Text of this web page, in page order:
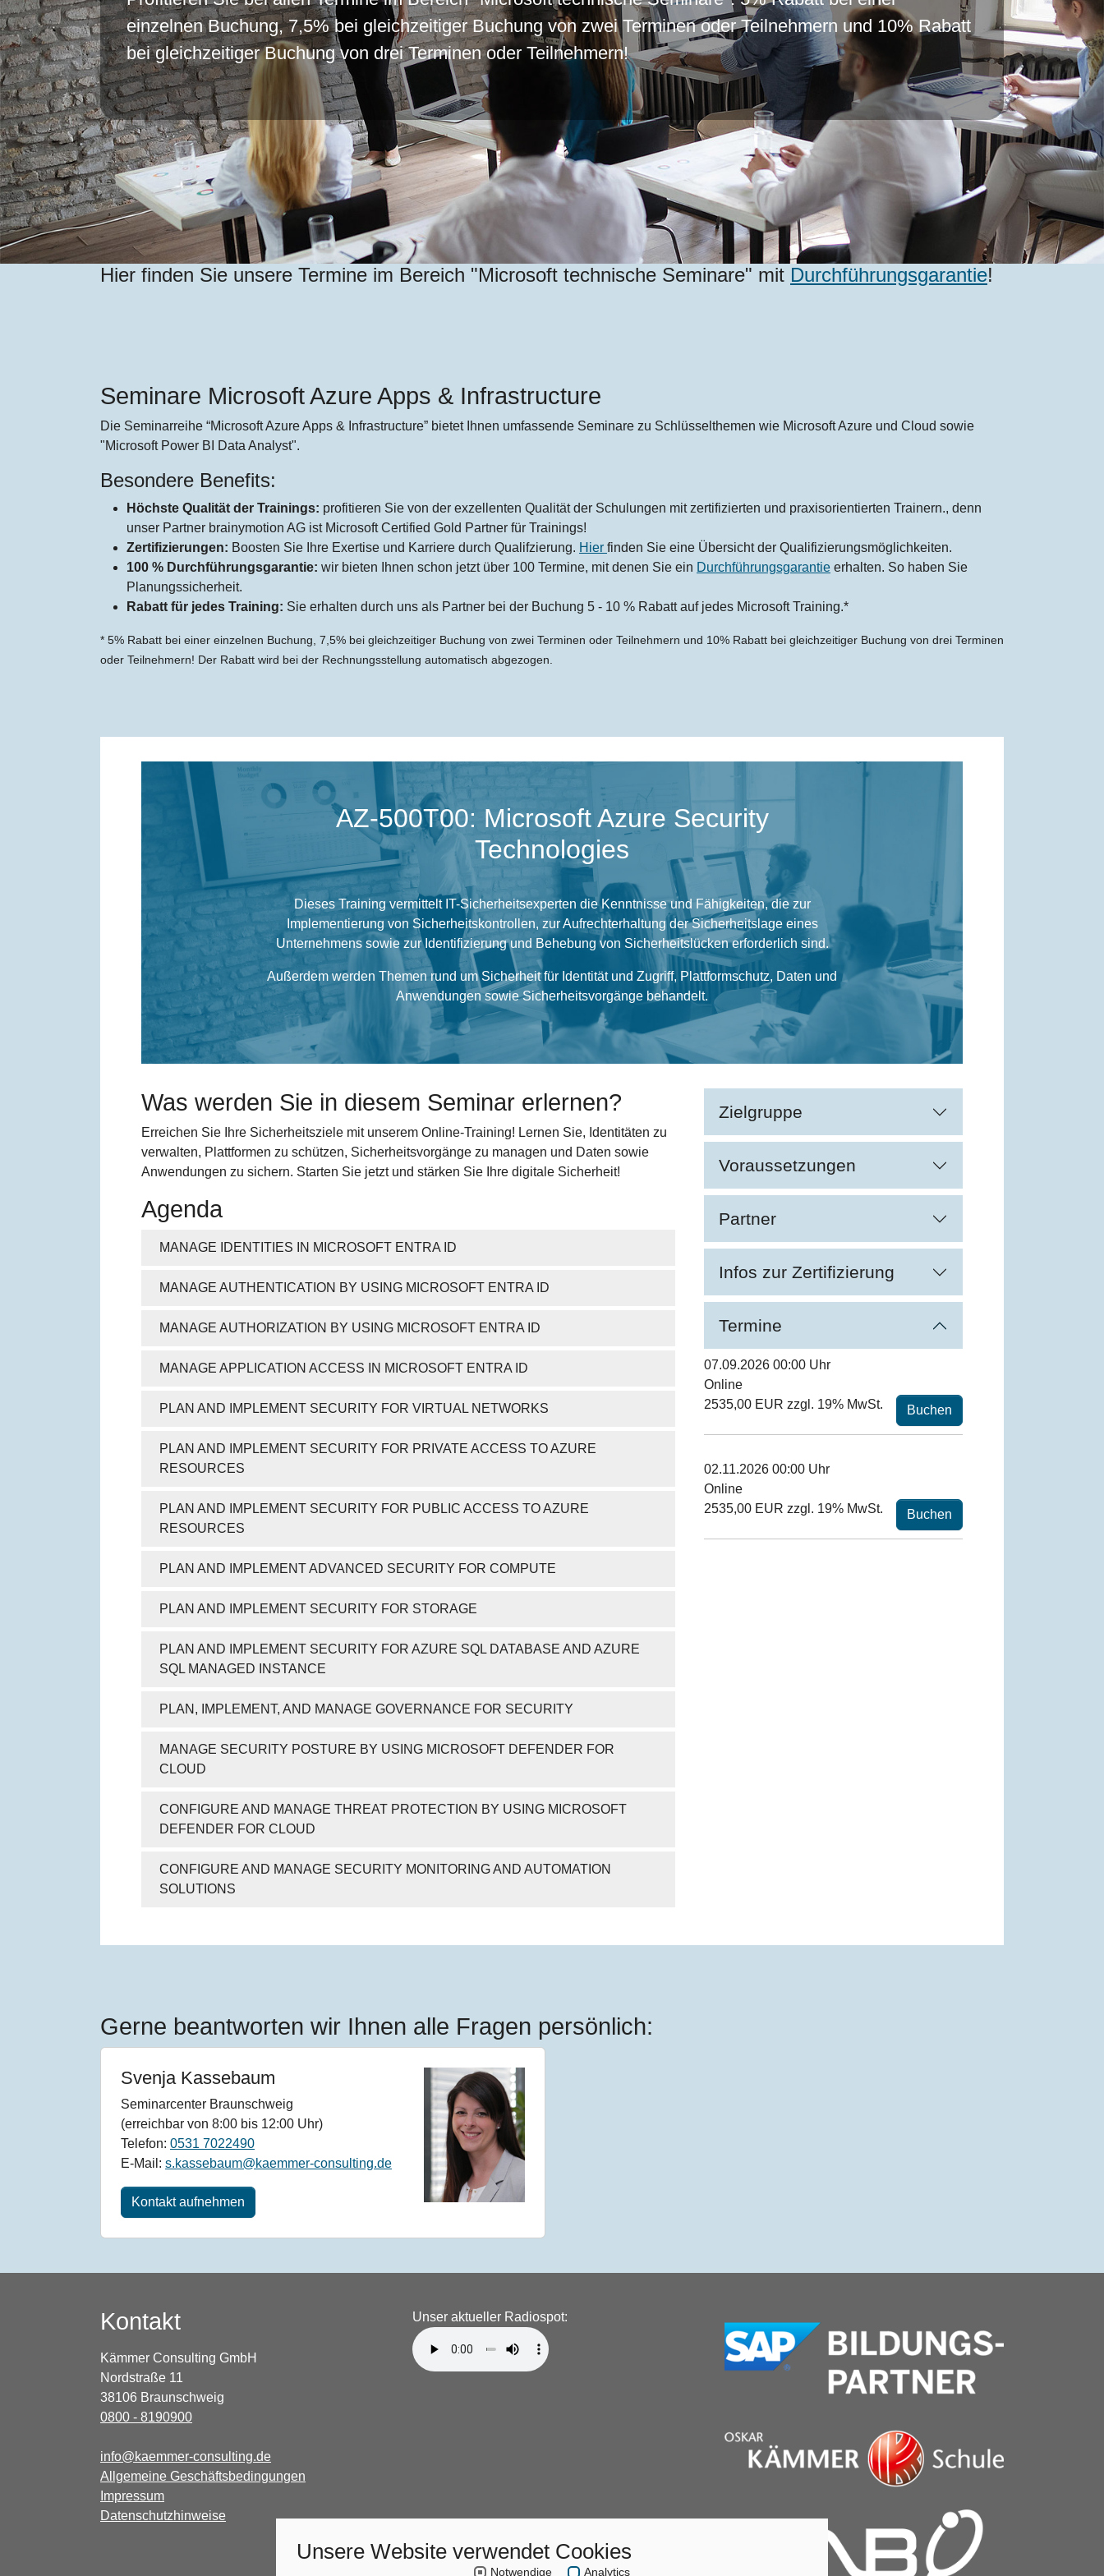
einzelnen Buchung, 7,5% bei gleichzeitiger Buchung von zwei Terminen oder Teilnehmern und 10% Rabatt
bei gleichzeitiger Buchung von drei Terminen oder Teilnehmern!
Hier finden Sie unsere Termine im Bereich "Microsoft technische Seminare" mit Durchführungsgarantie!
Seminare Microsoft Azure Apps & Infrastructure
Die Seminarreihe “Microsoft Azure Apps & Infrastructure” bietet Ihnen umfassende Seminare zu Schlüsselthemen wie Microsoft Azure und Cloud sowie
"Microsoft Power BI Data Analyst".
Besondere Benefits:
Höchste Qualität der Trainings: profitieren Sie von der exzellenten Qualität der Schulungen mit zertifizierten und praxisorientierten Trainern., denn
unser Partner brainymotion AG ist Microsoft Certified Gold Partner für Trainings!
Zertifizierungen: Boosten Sie Ihre Exertise und Karriere durch Qualifzierung. Hier finden Sie eine Übersicht der Qualifizierungsmöglichkeiten.
100 % Durchführungsgarantie: wir bieten Ihnen schon jetzt über 100 Termine, mit denen Sie ein Durchführungsgarantie erhalten. So haben Sie
Planungssicherheit.
Rabatt für jedes Training: Sie erhalten durch uns als Partner bei der Buchung 5 - 10 % Rabatt auf jedes Microsoft Training.*
* 5% Rabatt bei einer einzelnen Buchung, 7,5% bei gleichzeitiger Buchung von zwei Terminen oder Teilnehmern und 10% Rabatt bei gleichzeitiger Buchung von drei Terminen
oder Teilnehmern! Der Rabatt wird bei der Rechnungsstellung automatisch abgezogen.
AZ-500T00: Microsoft Azure Security
Technologies
Dieses Training vermittelt IT-Sicherheitsexperten die Kenntnisse und Fähigkeiten, die zur
Implementierung von Sicherheitskontrollen, zur Aufrechterhaltung der Sicherheitslage eines
Unternehmens sowie zur Identifizierung und Behebung von Sicherheitslücken erforderlich sind.
Außerdem werden Themen rund um Sicherheit für Identität und Zugriff, Plattformschutz, Daten und
Anwendungen sowie Sicherheitsvorgänge behandelt.
Was werden Sie in diesem Seminar erlernen?
Erreichen Sie Ihre Sicherheitsziele mit unserem Online-Training! Lernen Sie, Identitäten zu
verwalten, Plattformen zu schützen, Sicherheitsvorgänge zu managen und Daten sowie
Anwendungen zu sichern. Starten Sie jetzt und stärken Sie Ihre digitale Sicherheit!
Agenda
MANAGE IDENTITIES IN MICROSOFT ENTRA ID
MANAGE AUTHENTICATION BY USING MICROSOFT ENTRA ID
MANAGE AUTHORIZATION BY USING MICROSOFT ENTRA ID
MANAGE APPLICATION ACCESS IN MICROSOFT ENTRA ID
PLAN AND IMPLEMENT SECURITY FOR VIRTUAL NETWORKS
PLAN AND IMPLEMENT SECURITY FOR PRIVATE ACCESS TO AZURE
RESOURCES
PLAN AND IMPLEMENT SECURITY FOR PUBLIC ACCESS TO AZURE
RESOURCES
PLAN AND IMPLEMENT ADVANCED SECURITY FOR COMPUTE
PLAN AND IMPLEMENT SECURITY FOR STORAGE
PLAN AND IMPLEMENT SECURITY FOR AZURE SQL DATABASE AND AZURE
SQL MANAGED INSTANCE
PLAN, IMPLEMENT, AND MANAGE GOVERNANCE FOR SECURITY
MANAGE SECURITY POSTURE BY USING MICROSOFT DEFENDER FOR
CLOUD
CONFIGURE AND MANAGE THREAT PROTECTION BY USING MICROSOFT
DEFENDER FOR CLOUD
CONFIGURE AND MANAGE SECURITY MONITORING AND AUTOMATION
SOLUTIONS
Zielgruppe
Voraussetzungen
Partner
Infos zur Zertifizierung
Termine
07.09.2026 00:00 Uhr
Online
2535,00 EUR zzgl. 19% MwSt.
Buchen
02.11.2026 00:00 Uhr
Online
2535,00 EUR zzgl. 19% MwSt.
Buchen
Gerne beantworten wir Ihnen alle Fragen persönlich:
Svenja Kassebaum
Seminarcenter Braunschweig
(erreichbar von 8:00 bis 12:00 Uhr)
Telefon: 0531 7022490
E-Mail: s.kassebaum@kaemmer-consulting.de
Kontakt aufnehmen
Kontakt
Kämmer Consulting GmbH
Nordstraße 11
38106 Braunschweig
0800 - 8190900
info@kaemmer-consulting.de
Allgemeine Geschäftsbedingungen
Impressum
Datenschutzhinweise
Unser aktueller Radiospot:
Unsere Website verwendet Cookies
Notwendige Analytics